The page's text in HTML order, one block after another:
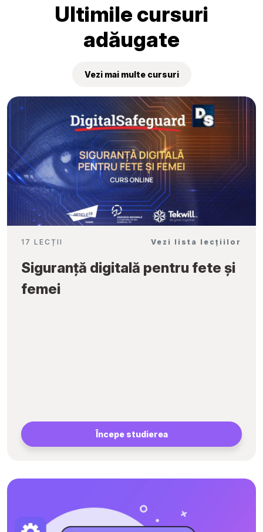
Ultimile cursuri
adăugate
Vezi mai multe cursuri
17 LECȚII Vezi lista lecțiilor
Siguranță digitală pentru fete și
femei
Începe studierea